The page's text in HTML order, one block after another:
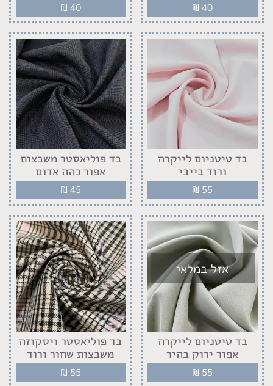
₪ 40
₪ 40
בד טיטניום לייקרה
ורוד בייבי
₪ 55
בד פוליאסטר משבצות
אפור כהה אדום
₪ 45
אזל במלאי
בד טיטניום לייקרה
אפור ירוק בהיר
₪ 55
בד פוליאסטר ויסקוזה
משבצות שחור ורוד
₪ 55